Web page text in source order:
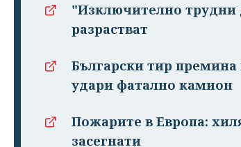
"Изключително трудни
разрастват
Български тир
удари фатално камион
Пожарите в Европа:
засегнати